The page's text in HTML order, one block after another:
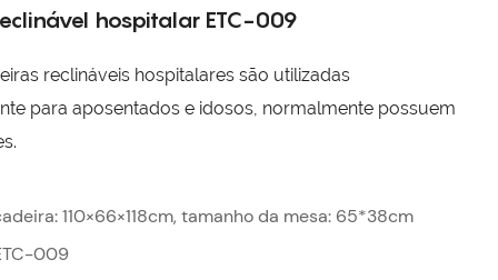
hospitalar ETC-009
reclináveis ​​hospitalares são utilizadas
para aposentados e idosos, normalmente possuem
110×66×118cm, tamanho da mesa: 65*38cm
009